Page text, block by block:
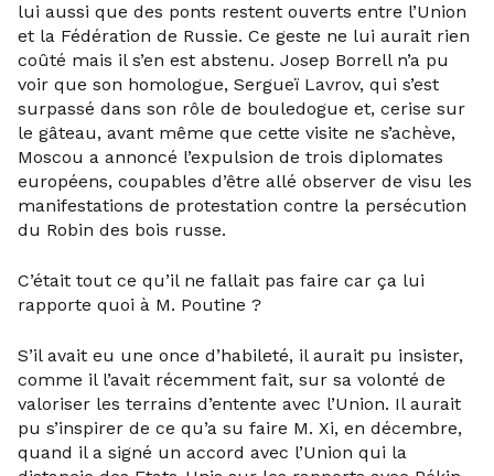
lui aussi que des ponts restent ouverts entre l’Union
et la Fédération de Russie. Ce geste ne lui aurait rien
coûté mais il s’en est abstenu. Josep Borrell n’a pu
voir que son homologue, Sergueï Lavrov, qui s’est
surpassé dans son rôle de bouledogue et, cerise sur
le gâteau, avant même que cette visite ne s’achève,
Moscou a annoncé l’expulsion de trois diplomates
européens, coupables d’être allé observer de visu les
manifestations de protestation contre la persécution
du Robin des bois russe.
C’était tout ce qu’il ne fallait pas faire car ça lui
rapporte quoi à M. Poutine ?
S’il avait eu une once d’habileté, il aurait pu insister,
comme il l’avait récemment fait, sur sa volonté de
valoriser les terrains d’entente avec l’Union. Il aurait
pu s’inspirer de ce qu’a su faire M. Xi, en décembre,
quand il a signé un accord avec l’Union qui la